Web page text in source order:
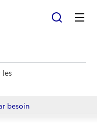
besoin